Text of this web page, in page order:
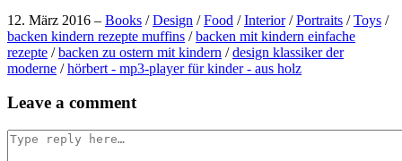
12. März 2016 – Books /Design /Food /Interior/Portraits /Toys /
backen kindern rezepte muffins /backen mit kindern einfache
rezepte /backen zu ostern mit kindern /design klassiker der
moderne /hörbert - mp3-player für kinder - aus holz
navigation
Leave a comment